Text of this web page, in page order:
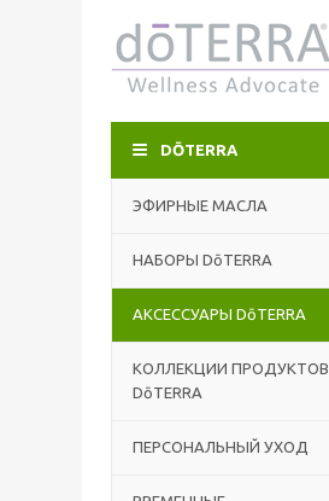
DŌTERRA
ЭФИРНЫЕ МАСЛА
НАБОРЫ DōTERRA
АКСЕССУАРЫ DōTERRA
КОЛЛЕКЦИИ ПРОДУКТОВ
DōTERRA
ПЕРСОНАЛЬНЫЙ УХОД